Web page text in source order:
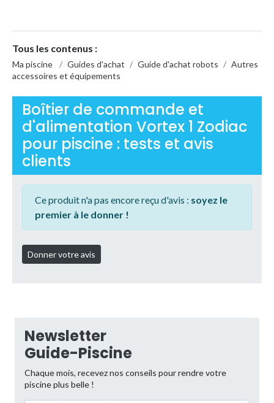
Tous les contenus :
Ma piscine / Guides d'achat / Guide d'achat robots / Autres
accessoires et équipements
Boîtier de commande et
d'alimentation Vortex 1 Zodiac
pour piscine : tests et avis
clients
Ce produit n'a pas encore reçu d'avis : soyez le
premier à le donner !
Newsletter
Guide-Piscine
Chaque mois, recevez nos conseils pour rendre votre
piscine plus belle !